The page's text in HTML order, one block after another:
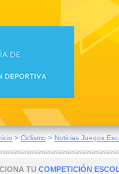
> Ciclismo > Noticias Juegos
TU COMPETICIÓN